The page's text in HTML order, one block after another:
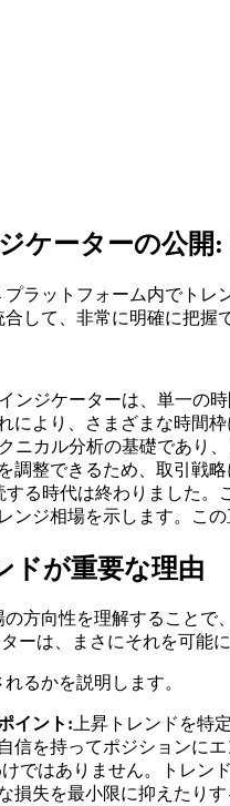
ケーターの公開
ラットフォーム内でト
して、非常に明確に把
ンジケーターは、単一の
より、さまざまな時間
ニカル分析の基礎であり
整できるため、取引戦
る時代は終わりました
ジ相場を示します。こ
ドが重要な理由
方向性を理解すること
ーは、まさにそれを可能に
るかを説明します。
イント:上昇トレンドを特
を持ってポジションに
ではありません。トレン
失を最小限に抑えたりす